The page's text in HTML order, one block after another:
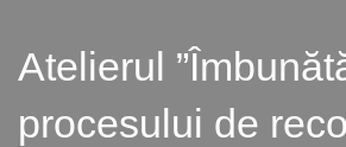
Atelierul
procesului de